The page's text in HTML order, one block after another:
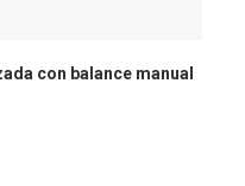
con balance manual